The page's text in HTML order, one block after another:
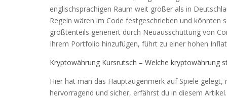
englischsprachigen Raum weit größer als in
Regeln wären im Code festgeschrieben und
größtenteils generiert durch Neuausschüttung von
Ihrem Portfolio hinzufügen, führt zu einer hohen
Kryptowährung Kursrutsch – Welche kryptowährung
Hier hat man das Hauptaugenmerk auf Spiele
hervorragend und sicher, erfährst du in diesem